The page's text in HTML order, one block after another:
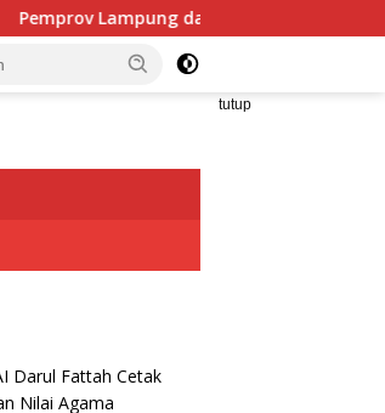
dan POGI Perkuat Sinergi
tutup